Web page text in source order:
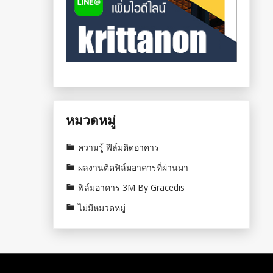
หมวดหมู่
ความรู้ ฟิล์มติดอาคาร
ผลงานติดฟิล์มอาคารที่ผ่านมา
ฟิล์มอาคาร 3M By Gracedis
ไม่มีหมวดหมู่